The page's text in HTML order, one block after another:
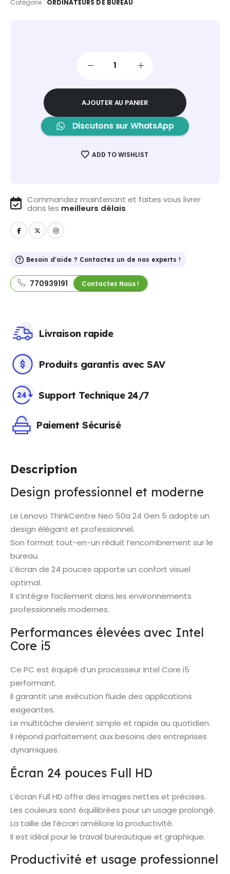
Catégorie : ORDINATEURS DE BUREAU
AJOUTER AU PANIER
Discutons sur WhatsApp
ADD TO WISHLIST
Commandez maintenant et faites vous livrer
dans les meilleurs délais
Besoin d'aide ? Contactez un de nos experts !
770939191 Contactez Nous !
Livraison rapide
Produits garantis avec SAV
Support Technique 24/7
Paiement Sécurisé
Description
Design professionnel et moderne
Le Lenovo ThinkCentre Neo 50a 24 Gen 5 adopte un
design élégant et professionnel.
Son format tout-en-un réduit l’encombrement sur le
bureau.
L’écran de 24 pouces apporte un confort visuel
optimal.
Il s’intègre facilement dans les environnements
professionnels modernes.
Performances élevées avec Intel
Core i5
Ce PC est équipé d’un processeur Intel Core i5
performant.
Il garantit une exécution fluide des applications
exigeantes.
Le multitâche devient simple et rapide au quotidien.
Il répond parfaitement aux besoins des entreprises
dynamiques.
Écran 24 pouces Full HD
L’écran Full HD offre des images nettes et précises.
Les couleurs sont équilibrées pour un usage prolongé.
La taille de l’écran améliore la productivité.
Il est idéal pour le travail bureautique et graphique.
Productivité et usage professionnel